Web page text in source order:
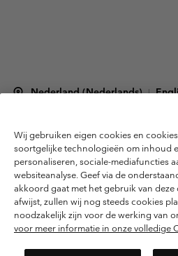
Nederland (Nederlands) |
Gebruiksvoorwaarden
Privacybeleid
Gebruiksvoorwaarden voor
Voorwaarden voor door gebruikers
Cookies
Public CBCR
Wij gebruiken eigen cookies en
soortgelijke technologieën om inhoud
personaliseren, sociale-mediafuncties
websiteanalyse. Geef via de
akkoord gaat met het gebruik van deze
afwijst, zullen wij nog steeds cookies
noodzakelijk zijn voor de werking van
voor meer informatie in onze volledige
Selecteer je
Online
United States
Netherlands-English